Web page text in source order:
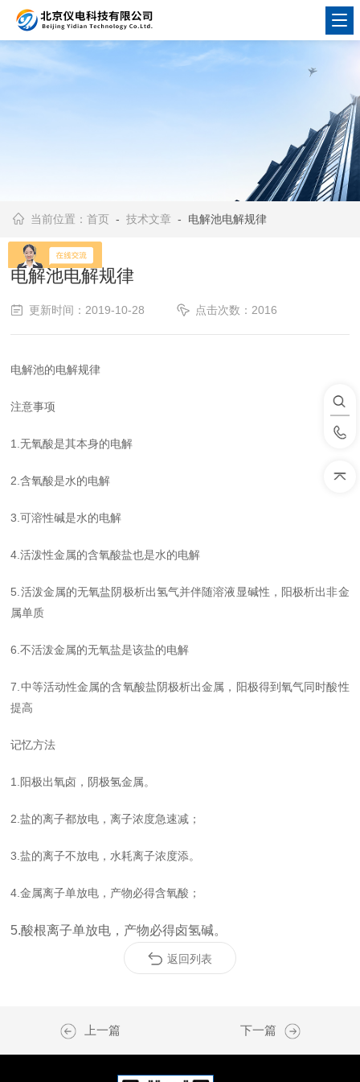
当前位置：首页 -技术文章 - 电解池电解规律
电解池电解规律
更新时间：2019-10-28 点击次数：2016
电解池的电解规律
注意事项
1.无氧酸是其本身的电解
2.含氧酸是水的电解
3.可溶性碱是水的电解
4.活泼性金属的含氧酸盐也是水的电解
5.活泼金属的无氧盐阴极析出氢气并伴随溶液显碱性，阳极析出非金
属单质
6.不活泼金属的无氧盐是该盐的电解
7.中等活动性金属的含氧酸盐阴极析出金属，阳极得到氧气同时酸性
提高
记忆方法
1.阳极出氧卤，阴极氢金属。
2.盐的离子都放电，离子浓度急速减；
3.盐的离子不放电，水耗离子浓度添。
4.金属离子单放电，产物必得含氧酸；
5.酸根离子单放电，产物必得卤氢碱。
返回列表
上一篇 下一篇